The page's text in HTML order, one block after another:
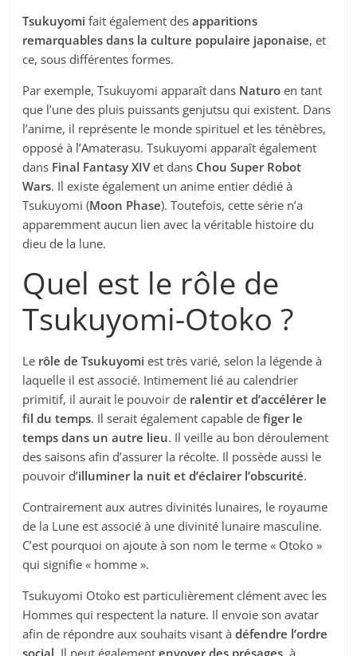
Tsukuyomi fait également desapparitions
remarquables dans la culture populaire japonaise, et
ce, sous différentes formes.
Par exemple, Tsukuyomi apparaît dans Naturo en tant
que l’une des pluis puissants genjutsu qui existent. Dans
l’anime, il représente le monde spirituel et les ténèbres,
opposé à l’Amaterasu. Tsukuyomi apparaît également
dans Final Fantasy XIVet dans Chou Super Robot
Wars. Il existe également un anime entier dédié à
Tsukuyomi (Moon Phase). Toutefois, cette série n’a
apparemment aucun lien avec la véritable histoire du
dieu de la lune.
Quel est le rôle de
Tsukuyomi-Otoko ?
Le rôle de Tsukuyomi est très varié, selon la légende à
laquelle il est associé. Intimement lié au calendrier
primitif, il aurait le pouvoir de ralentir et d’accélérer le
fil du temps. Il serait également capable defiger le
temps dans un autre lieu. Il veille au bon déroulement
des saisons afin d’assurer la récolte. Il possède aussi le
pouvoir d’illuminer la nuit et d’éclairer l’obscurité.
Contrairement aux autres divinités lunaires, le royaume
de la Lune est associé à une divinité lunaire masculine.
C’est pourquoi on ajoute à son nom le terme « Otoko »
qui signifie « homme ».
Tsukuyomi Otoko est particulièrement clément avec les
Hommes qui respectent la nature. Il envoie son avatar
afin de répondre aux souhaits visant àdéfendre l’ordre
social . Il peut égalementenvoyer des présages , à